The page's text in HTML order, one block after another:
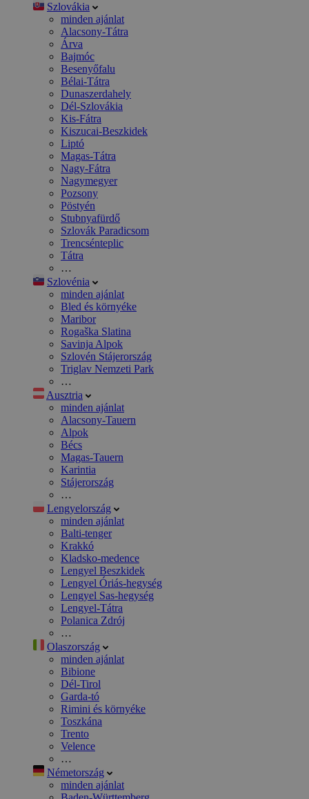
Szlovákia
minden ajánlat
Alacsony-Tátra
Árva
Bajmóc
Besenyőfalu
Bélai-Tátra
Dunaszerdahely
Dél-Szlovákia
Kis-Fátra
Kiszucai-Beszkidek
Liptó
Magas-Tátra
Nagy-Fátra
Nagymegyer
Pozsony
Pöstyén
Stubnyafürdő
Szlovák Paradicsom
Trencsénteplic
Tátra
…
Szlovénia
minden ajánlat
Bled és környéke
Maribor
Rogaška Slatina
Savinja Alpok
Szlovén Stájerország
Triglav Nemzeti Park
…
Ausztria
minden ajánlat
Alacsony-Tauern
Alpok
Bécs
Magas-Tauern
Karintia
Stájerország
…
Lengyelország
minden ajánlat
Balti-tenger
Krakkó
Kladsko-medence
Lengyel Beszkidek
Lengyel Óriás-hegység
Lengyel Sas-hegység
Lengyel-Tátra
Polanica Zdrój
…
Olaszország
minden ajánlat
Bibione
Dél-Tirol
Garda-tó
Rimini és környéke
Toszkána
Trento
Velence
…
Németország
minden ajánlat